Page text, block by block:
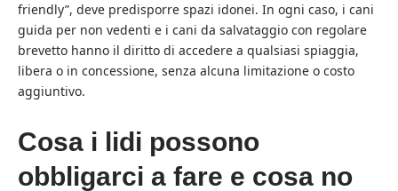
friendly”, deve predisporre spazi idonei. In ogni caso, i cani
guida per non vedenti e i cani da salvataggio con regolare
brevetto hanno il diritto di accedere a qualsiasi spiaggia,
libera o in concessione, senza alcuna limitazione o costo
aggiuntivo.
Cosa i lidi possono
obbligarci a fare e cosa no